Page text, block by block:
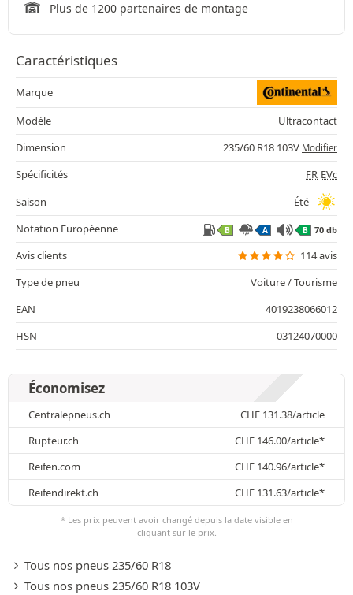
Plus de 1200 partenaires de montage
Caractéristiques
Marque
Modèle
Ultracontact
Dimension
235/60 R18 103V Modifier
Spécificités FR EVc
Saison
Été
Notation Européenne
B A B 70 db
Avis clients
114 avis
Type de pneu
Voiture / Tourisme
EAN
4019238066012
HSN
03124070000
Économisez
Centralepneus.ch CHF 131.38/article
Rupteur.ch
CHF146.00/article*
Reifen.com
CHF140.96/article*
Reifendirekt.ch
CHF131.63/article*
* Les prix peuvent avoir changé depuis la date visible en
cliquant sur le prix.
Tous nos pneus 235/60 R18
Tous nos pneus 235/60 R18 103V